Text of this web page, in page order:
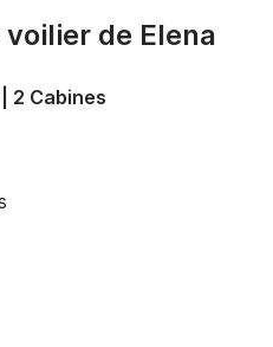
de Elena
2 Cabines